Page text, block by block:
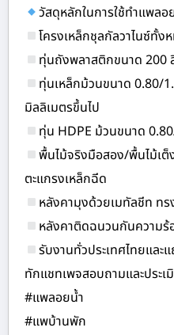
วัสดุหลักในการใช้ทำแพลอ
โครงเหล็กชุลกัลวาไนซ์ทั้ง
ทุ่นถังพลาสติกขนาด 200
ทุ่นเหล็กม้วนขนาด 0.80/
มิลลิเมตรขึ้นไป
ทุ่น HDPE ม้วนขนาด
พื้นไม้จริงมือสอง/พื้นไม้เ
ตะแกรงเหล็กฉีด
หลังคามุงด้วยเมทัลชีท ทร
หลังคาติดฉนวนกันความ
รับงานทั่วประเทศไทยและ
ทักแชทเพจสอบถามและประเ
#แพลอยน้ำ
#แพบ้านพัก